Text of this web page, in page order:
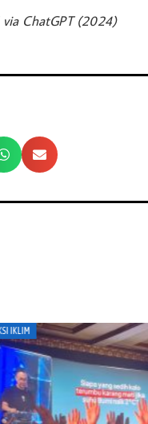
ChatGPT (2024)
AKSI IKLIM